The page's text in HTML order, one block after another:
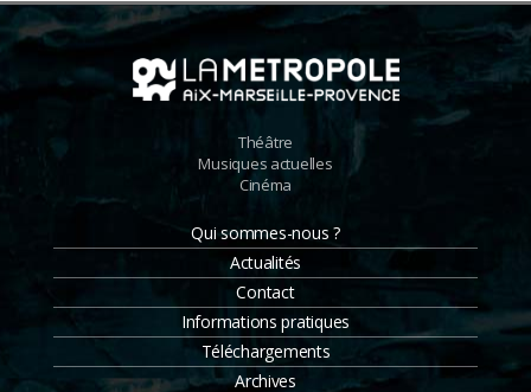
Théâtre
Musiques actuelles
Cinéma
Qui sommes-nous ?
Actualités
Contact
Informations pratiques
Téléchargements
Archives